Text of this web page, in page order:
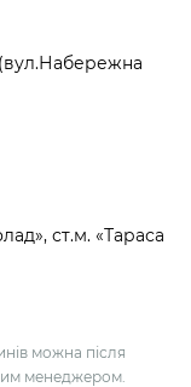
ст.м. «Тараса
можна після
менеджером.